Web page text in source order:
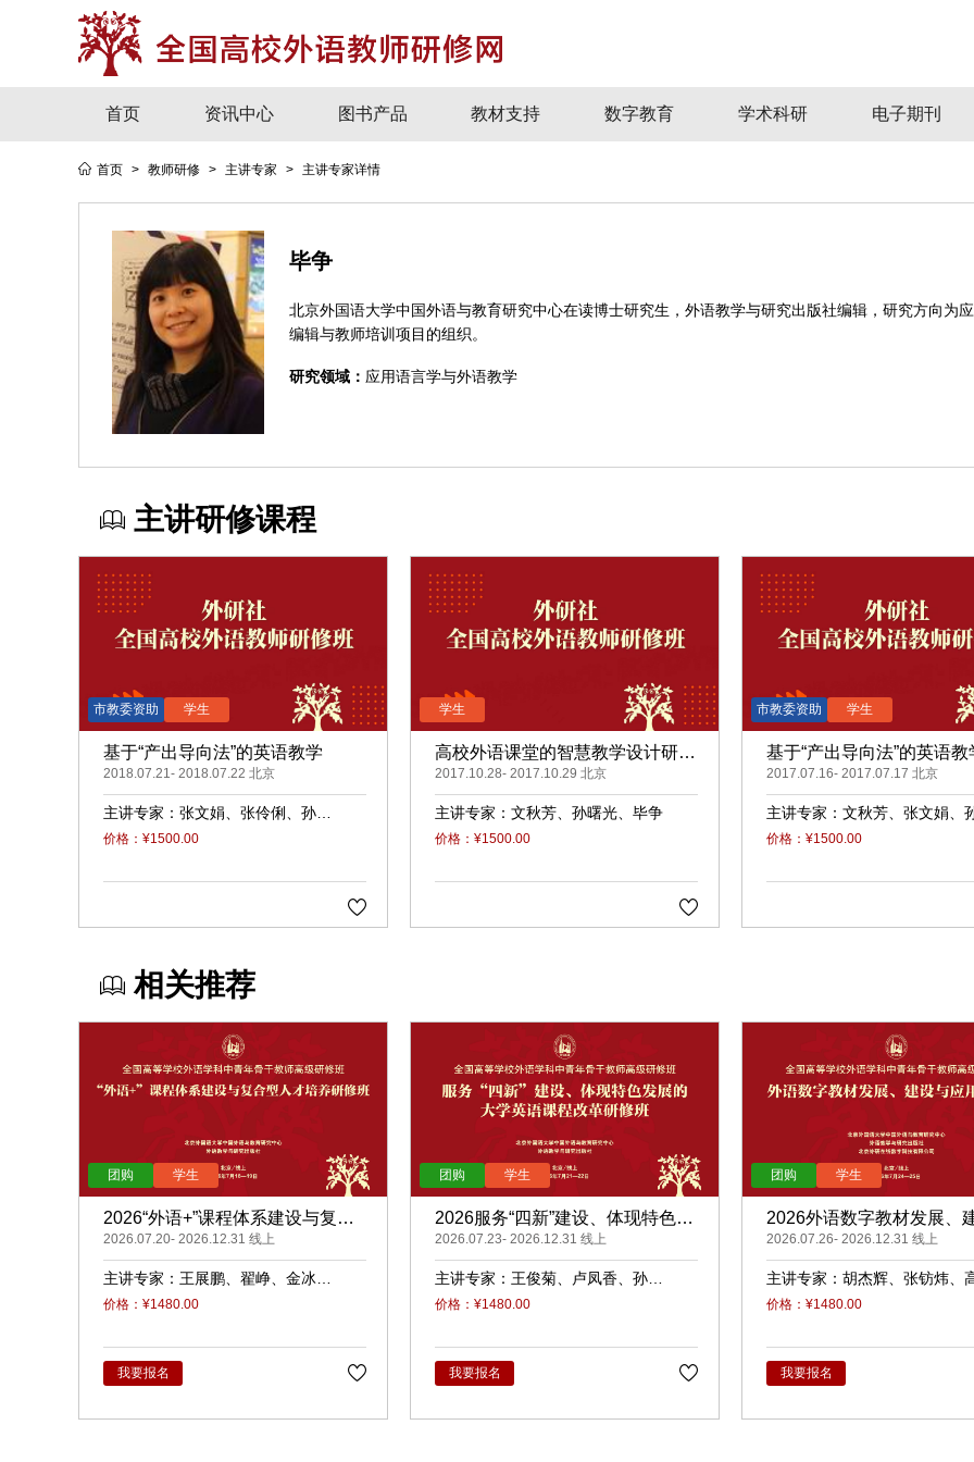
首页 资讯中心 图书产品 教材支持 数字教育 学术科研 电子期刊
首页 > 教师研修 > 主讲专家 > 主讲专家详情
毕争
北京外国语大学中国外语与教育研究中心在读博士研究生，外语教学与研究出版社编辑，研究方向为
编辑与教师培训项目的组织。
研究领域： 应用语言学与外语教学
主讲研修课程
基于“产出导向法”的英语教学
2018.07.21- 2018.07.22 北京
主讲专家： 张文娟 张伶俐
孙曙
光
陈浩 毕争
价格：¥1500.00
高校外语课堂的智慧教学设计研修
班
2017.10.28- 2017.10.29 北京
主讲专家： 文秋芳 孙曙光 毕争
价格：¥1500.00
基于“产出导向法”的英语教
2017.07.16- 2017.07.17 北京
主讲专家： 文秋芳 张文娟
光
毕争 张伶俐
价格：¥1500.00
相关推荐
2026“外语+”课程体系建设与复合
型人才培养（录播）
2026.07.20- 2026.12.31 线上
主讲专家： 王展鹏 翟峥
金冰
张清
杨天娲
价格：¥1480.00
我要报名
2026服务“四新”建设、体现特色发
展的大学英语课程改革（录播）
2026.07.23- 2026.12.31 线上
主讲专家： 王俊菊 卢凤香
孙
瑜
柳睿
价格：¥1480.00
我要报名
2026外语数字教材发展、
应用（录播）
2026.07.26- 2026.12.31 线上
主讲专家： 胡杰辉 张钫炜
原
陈静 陈琛
价格：¥1480.00
我要报名